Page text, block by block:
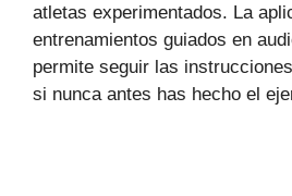
atletas experimentados. La
entrenamientos guiados en
permite seguir las
si nunca antes has hecho el